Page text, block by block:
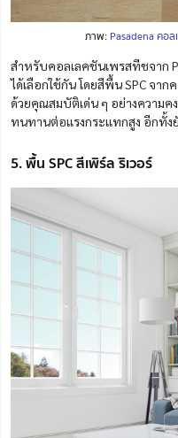
ภาพ: Pasadena คอ
สำหรับคอลเลคชันเพรสทีชจาก
ได้เลือกใช้กัน โดยสีพื้น SPC จา
ด้วยคุณสมบัติเด่น ๆ อย่างความ
ทนทานต่อแรงกระแทกสูง อีกทั้ง
5. พื้น SPC สีเพิร์ล ริเวอร์